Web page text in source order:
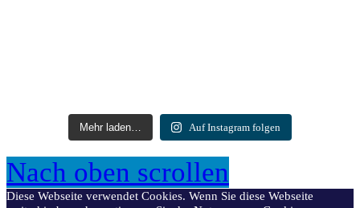
Mehr laden… Auf Instagram folgen
Nach oben scrollen
Diese Webseite verwendet Cookies. Wenn Sie diese Webseite